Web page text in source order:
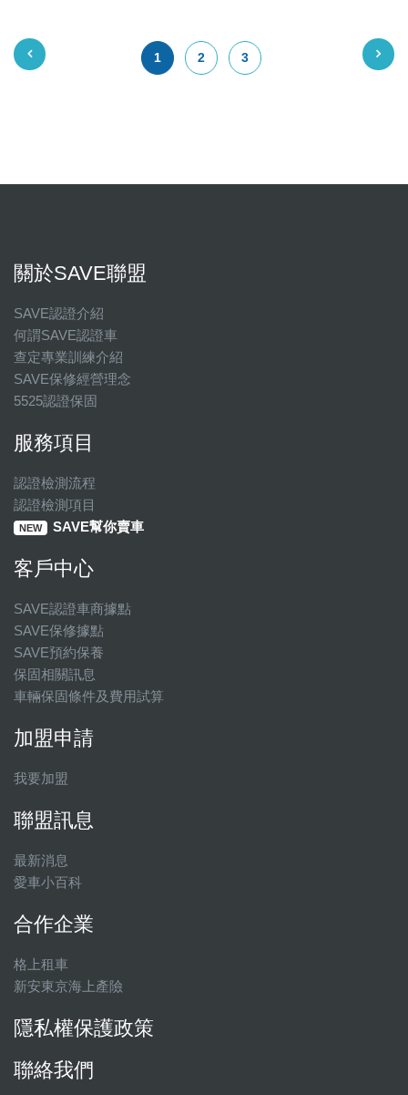
1 2 3
關於SAVE聯盟
SAVE認證介紹
何謂SAVE認證車
查定專業訓練介紹
SAVE保修經營理念
5525認證保固
服務項目
認證檢測流程
認證檢測項目
NEW SAVE幫你賣車
客戶中心
SAVE認證車商據點
SAVE保修據點
SAVE預約保養
保固相關訊息
車輛保固條件及費用試算
加盟申請
我要加盟
聯盟訊息
最新消息
愛車小百科
合作企業
格上租車
新安東京海上產險
隱私權保護政策
聯絡我們